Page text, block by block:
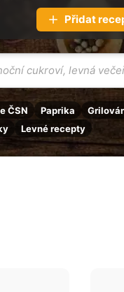
ČSN Paprika
Levné recepty
Přidat